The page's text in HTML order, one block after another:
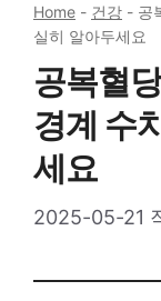
Home - 건강 - 공
실히 알아두세요
공복혈
경계 수
세요
2025-05-21